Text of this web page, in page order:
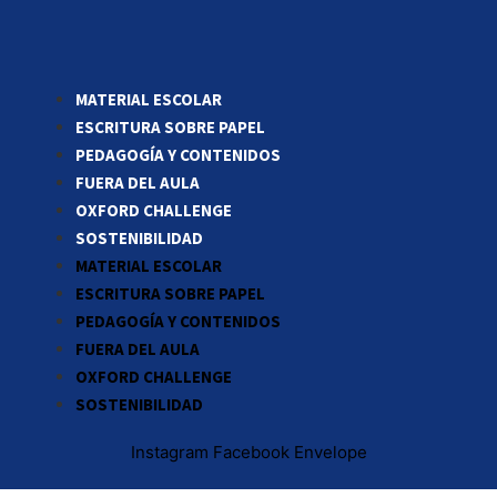
MATERIAL ESCOLAR
ESCRITURA SOBRE PAPEL
PEDAGOGÍA Y CONTENIDOS
FUERA DEL AULA
OXFORD CHALLENGE
SOSTENIBILIDAD
MATERIAL ESCOLAR
ESCRITURA SOBRE PAPEL
PEDAGOGÍA Y CONTENIDOS
FUERA DEL AULA
OXFORD CHALLENGE
SOSTENIBILIDAD
Instagram Facebook Envelope